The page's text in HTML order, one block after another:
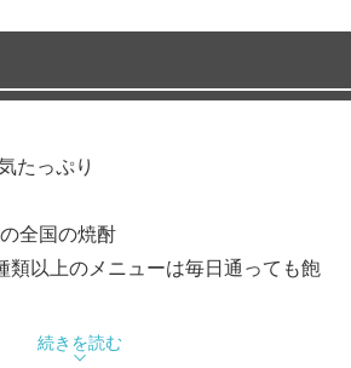
たっぷり
全国の焼酎
類以上のメニューは毎日通っても飽
でお釣りがくるコスパも涙もん！
続きを読む